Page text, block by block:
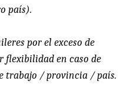
país).
por el exceso de
flexibilidad en caso de
trabajo / provincia / país.